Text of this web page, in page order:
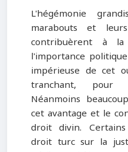
L'hégémonie
marabouts et
contribuèrent à
l'importance
impérieuse de cet
tranchant, pour
Néanmoins
cet avantage et le
droit divin.
droit turc sur la